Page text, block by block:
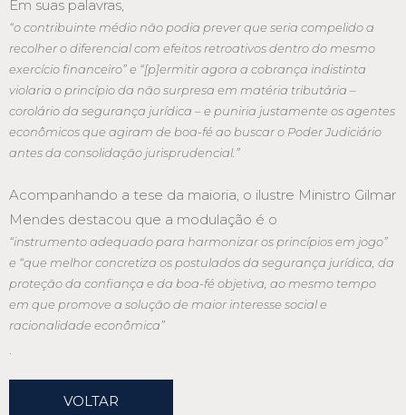
Em suas palavras,
“o contribuinte médio não podia prever que seria compelido a
recolher o diferencial com efeitos retroativos dentro do mesmo
exercício financeiro” e “[p]ermitir agora a cobrança indistinta
violaria o princípio da não surpresa em matéria tributária –
corolário da segurança jurídica – e puniria justamente os agentes
econômicos que agiram de boa-fé ao buscar o Poder Judiciário
antes da consolidação jurisprudencial.”
Acompanhando a tese da maioria, o ilustre Ministro Gilmar
Mendes destacou que a modulação é o
“instrumento adequado para harmonizar os princípios em jogo”
e “que melhor concretiza os postulados da segurança jurídica, da
proteção da confiança e da boa-fé objetiva, ao mesmo tempo
em que promove a solução de maior interesse social e
racionalidade econômica”
VOLTAR